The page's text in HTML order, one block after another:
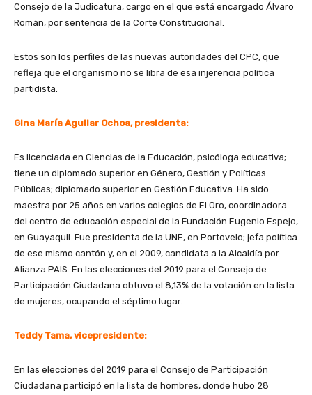
Consejo de la Judicatura, cargo en el que está encargado Álvaro
Román, por sentencia de la Corte Constitucional.
Estos son los perfiles de las nuevas autoridades del CPC, que
refleja que el organismo no se libra de esa injerencia política
partidista.
Gina María Aguilar Ochoa, presidenta:
Es licenciada en Ciencias de la Educación, psicóloga educativa;
tiene un diplomado superior en Género, Gestión y Políticas
Públicas; diplomado superior en Gestión Educativa. Ha sido
maestra por 25 años en varios colegios de El Oro, coordinadora
del centro de educación especial de la Fundación Eugenio Espejo,
en Guayaquil. Fue presidenta de la UNE, en Portovelo; jefa política
de ese mismo cantón y, en el 2009, candidata a la Alcaldía por
Alianza PAIS. En las elecciones del 2019 para el Consejo de
Participación Ciudadana obtuvo el 8,13% de la votación en la lista
de mujeres, ocupando el séptimo lugar.
Teddy Tama, vicepresidente:
En las elecciones del 2019 para el Consejo de Participación
Ciudadana participó en la lista de hombres, donde hubo 28